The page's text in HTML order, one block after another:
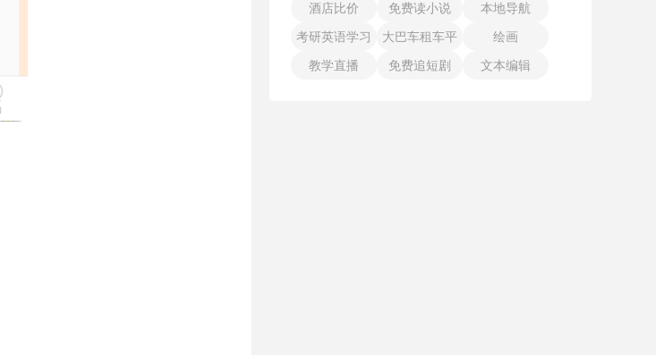
酒店比价
免费读小说
本地导航
考研英语学习
大巴车租车平
台
绘画
教学直播
免费追短剧 文本编辑